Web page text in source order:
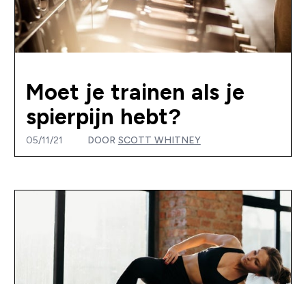
Moet je trainen als je
spierpijn hebt?
05/11/21 DOOR SCOTT WHITNEY